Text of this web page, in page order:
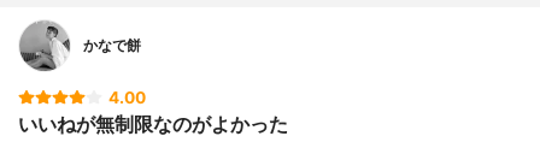
かなで餅
4.00
いいねが無制限なのがよかった